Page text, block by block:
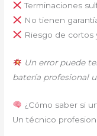
Terminaciones
No tienen
Riesgo de cortos
Un error puede
batería profesional
¿Cómo saber si
Un técnico